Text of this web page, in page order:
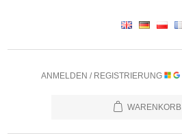
ANMELDEN / REGISTRIERUNG
WARENKORB